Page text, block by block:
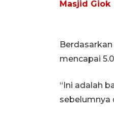
Masjid Giok
mencapai
“Ini adalah
sebelumnya